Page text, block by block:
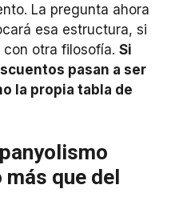
La pregunta ahora
esa estructura, si
otra filosofía. Si
pasan a ser
la propia tabla de
más que del